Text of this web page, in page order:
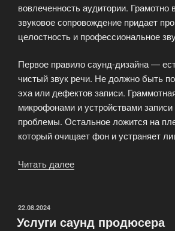
вовлеченность аудитории. Грамотно
звуковое сопровождение придает
целостность и профессиональное
Первое правило саунд-дизайна —
чистый звук речи. Не должно быть
эха или дефектов записи.
микрофонами и устройствами
проблемы. Остальное ложится на
который очищает фон и устраняет
Читать далее
ОПУБЛИКОВАНО
22.08.2024
Услуги саунд продюсера